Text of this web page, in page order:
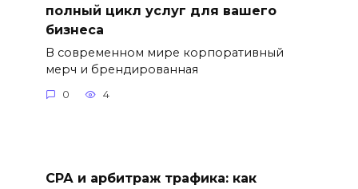
полный цикл услуг для вашего
бизнеса
В современном мире корпоративный
мерч и брендированная
0 4
СРА и арбитраж трафика: как